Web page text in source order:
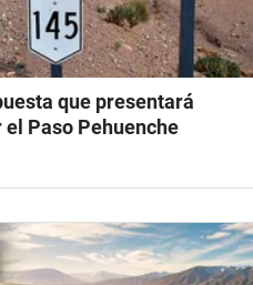
que presentará
Paso Pehuenche